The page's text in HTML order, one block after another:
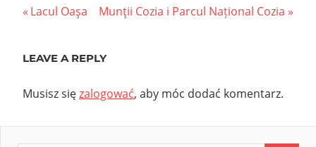
Nawigacja
Previous
Lacul Oaşa
Next
Munţii Cozia i Parcul Național Cozia
LEAVE A REPLY
Musisz sięzalogować, aby móc dodać komentarz.